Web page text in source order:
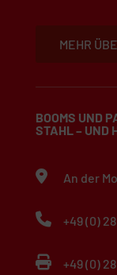
MEHR
BOOMS UND
STAHL – UND
An der
+49 (0) 28
+49 (0) 28